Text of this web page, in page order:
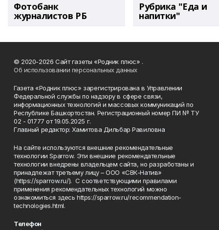
Фотобанк
журналистов РБ
Рубрика "Еда и
напитки"
© 2020-2026 Сайт газеты «Родник плюс» .
Об использовании персональных данных
Газета «Родник плюс» зарегистрирована в Управлении
Федеральной службы по надзору в сфере связи,
информационных технологий и массовых коммуникаций по
Республике Башкортостан. Регистрационный номер ПИ № ТУ
02 - 01777 от 19.05.2025 г.
Главный редактор: Хамитова Дильбар Равиловна
На сайте используются внешние рекомендательные
технологии Sparrow. Эти внешние рекомендательные
технологии внедрены владельцем сайта, но разработаны и
принадлежат третьему лицу – ООО «СВК-Натив»
(https://sparrow.ru/). С соответствующими правилами
применения рекомендательных технологий можно
ознакомиться здесь https://sparrow.ru/recommendation-
technologies.html.
Телефон